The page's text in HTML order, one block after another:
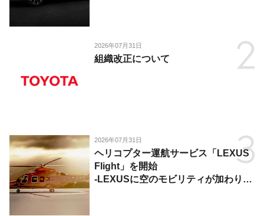
2026年07月31日
組織改正について
2026年07月31日
ヘリコプター運航サービス「LEXUS
Flight」を開始
-LEXUSに空のモビリティが加わり、